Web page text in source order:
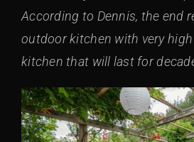
According to Dennis, the end
outdoor kitchen with very
kitchen that will last for